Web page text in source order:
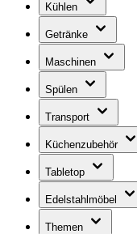
Kühlen
Getränke
Maschinen
Spülen
Transport
Küchenzubehör
Tabletop
Edelstahlmöbel
Themen